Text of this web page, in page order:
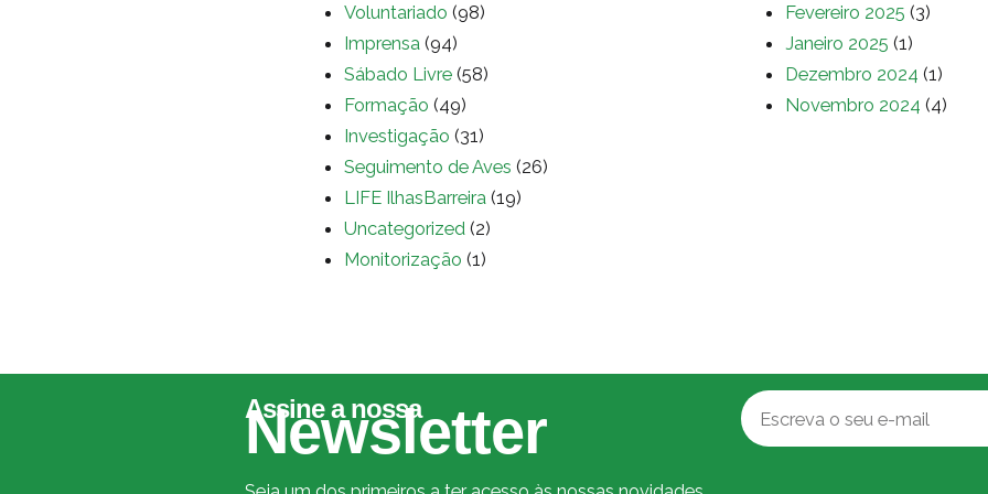
Voluntariado (98)
Imprensa (94)
Sábado Livre (58)
Formação (49)
Investigação (31)
Seguimento de Aves (26)
LIFE IlhasBarreira (19)
Uncategorized (2)
Monitorização (1)
Fevereiro 2025 (3)
Janeiro 2025 (1)
Dezembro 2024 (1)
Novembro 2024 (4)
Assine a nossa
Newsletter